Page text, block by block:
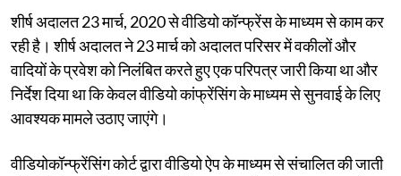
शीर्ष अदालत 23 मार्च, 2020 से वीडियो कॉन्फ्रेंस के माध्यम से काम कर
रही है। शीर्ष अदालत ने 23 मार्च को अदालत परिसर में वकीलों और
वादियों के प्रवेश को निलंबित करते हुए एक परिपत्र जारी किया था और
निर्देश दिया था कि केवल वीडियो कांफ्रेंसिंग के माध्यम से सुनवाई के लिए
आवश्यक मामले उठाए जाएंगे।
वीडियोकॉन्फ्रेंसिंग कोर्ट द्वारा वीडियो ऐप के माध्यम से संचालित की जाती